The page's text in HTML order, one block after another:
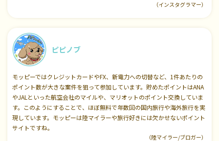
（インスタグラマー）
ピピノブ
モッピーではクレジットカードやFX、新電力への切替など、1件あたりの
ポイント数が大きな案件を狙って参加しています。貯めたポイントはANA
やJALといった航空会社のマイルや、マリオットのポイント交換していま
す。このようにすることで、ほぼ無料で年数回の国内旅行や海外旅行を実
現しています。モッピーは陸マイラーや旅行好きには欠かせないポイント
サイトですね。
（陸マイラー/ブロガー）